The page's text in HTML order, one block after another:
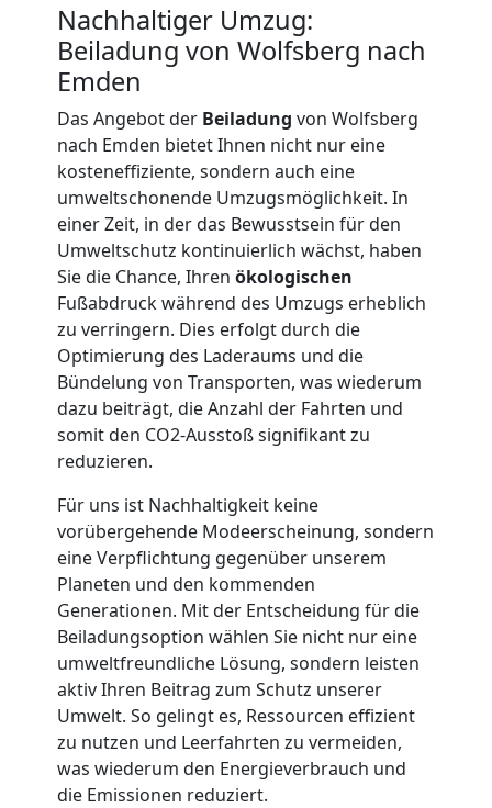
Nachhaltiger Umzug:
Beiladung von Wolfsberg nach
Emden
Das Angebot der Beiladung von Wolfsberg
nach Emden bietet Ihnen nicht nur eine
kosteneffiziente, sondern auch eine
umweltschonende Umzugsmöglichkeit. In
einer Zeit, in der das Bewusstsein für den
Umweltschutz kontinuierlich wächst, haben
Sie die Chance, Ihren ökologischen
Fußabdruck während des Umzugs erheblich
zu verringern. Dies erfolgt durch die
Optimierung des Laderaums und die
Bündelung von Transporten, was wiederum
dazu beiträgt, die Anzahl der Fahrten und
somit den CO2-Ausstoß signifikant zu
reduzieren.
Für uns ist Nachhaltigkeit keine
vorübergehende Modeerscheinung, sondern
eine Verpflichtung gegenüber unserem
Planeten und den kommenden
Generationen. Mit der Entscheidung für die
Beiladungsoption wählen Sie nicht nur eine
umweltfreundliche Lösung, sondern leisten
aktiv Ihren Beitrag zum Schutz unserer
Umwelt. So gelingt es, Ressourcen effizient
zu nutzen und Leerfahrten zu vermeiden,
was wiederum den Energieverbrauch und
die Emissionen reduziert.
LKW
Möbellift
Wolfsberg
Übersiedlung
Wolfsberg
Klaviertransport
Wolfsberg
Privatumzug
Wolfsberg
Tresortransport